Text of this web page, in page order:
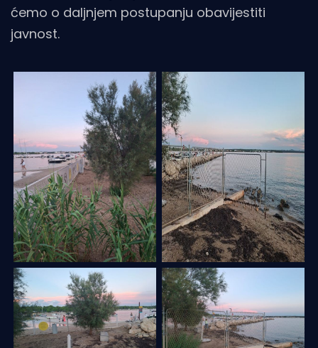
ćemo o daljnjem postupanju obavijestiti
javnost.